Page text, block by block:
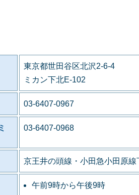
東京都世田谷区北沢2-6-4
ミカン下北E-102
03-6407-0967
03-6407-0968
京王井の頭線・小田急小田原
午前9時から午後9時